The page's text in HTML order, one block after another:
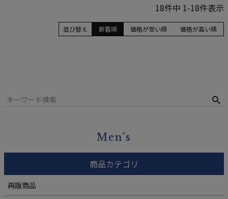
Men's
商品カテゴリ
再販商品
並び替え 価格が安い順 価格が高い順
新着順
18件中 1-18件表示